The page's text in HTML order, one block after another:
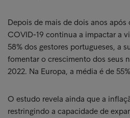
Depois de mais de dois anos
COVID-19 continua a impactar a
58% dos gestores portugueses, a
fomentar o crescimento dos seus
2022. Na Europa, a média é de
O estudo revela ainda que a
restringindo a capacidade de